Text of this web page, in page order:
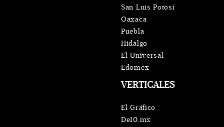
VERTICALES
El Gráfico
De10.mx
San Luis Potosí
Oaxaca
Puebla
Hidalgo
El Universal
Edomex